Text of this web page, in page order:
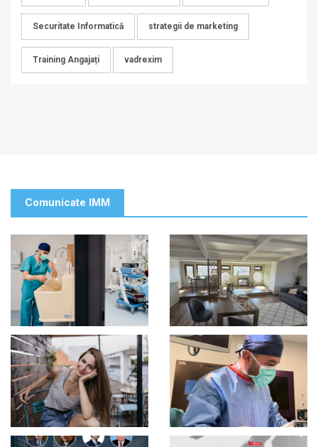
Securitate Informatică strategii de marketing
Training Angajați vadrexim
Comunicate IMM